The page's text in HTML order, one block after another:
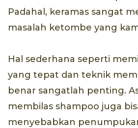
Padahal, keramas sangat
masalah ketombe yang
Hal sederhana seperti
yang tepat dan teknik
benar sangatlah penting.
membilas shampoo juga
menyebabkan